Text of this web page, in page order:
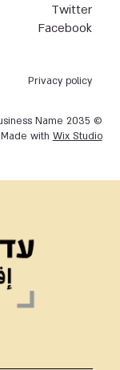
Privacy policy
© 2035 by Business Name.
Made with Wix Studio
Twitter
Facebook